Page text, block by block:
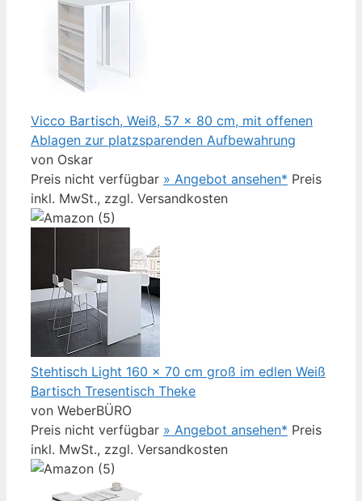
Vicco Bartisch, Weiß, 57 x 80 cm, mit offenen
Ablagen zur platzsparenden Aufbewahrung
von Oskar
Preis nicht verfügbar » Angebot ansehen* Preis
inkl. MwSt., zzgl. Versandkosten
Stehtisch Light 160 x 70 cm groß im edlen Weiß
Bartisch Tresentisch Theke
von WeberBÜRO
Preis nicht verfügbar » Angebot ansehen* Preis
inkl. MwSt., zzgl. Versandkosten